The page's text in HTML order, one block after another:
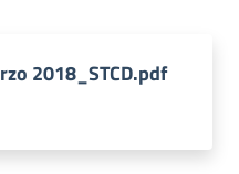
2018_STCD.pdf